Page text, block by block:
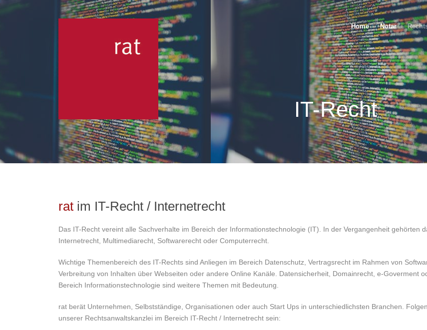
Home Notar
IT-Recht
rat im IT-Recht / Internetrecht
Das IT-Recht vereint alle Sachverhalte im Bereich der Informationstechnologie (IT). In der Vergangenheit gehörten
Internetrecht, Multimediarecht, Softwarerecht oder Computerrecht.
Wichtige Themenbereich des IT-Rechts sind Anliegen im Bereich Datenschutz, Vertragsrecht im Rahmen von
Verbreitung von Inhalten über Webseiten oder andere Online Kanäle. Datensicherheit, Domainrecht, e-Goverment
Bereich Informationstechnologie sind weitere Themen mit Bedeutung.
rat berät Unternehmen, Selbstständige, Organisationen oder auch Start Ups in unterschiedlichsten Branchen.
unserer Rechtsanwaltskanzlei im Bereich IT-Recht / Internetrecht sein: